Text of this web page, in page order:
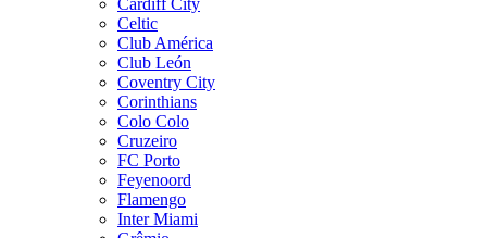
Cardiff City
Celtic
Club América
Club León
Coventry City
Corinthians
Colo Colo
Cruzeiro
FC Porto
Feyenoord
Flamengo
Inter Miami